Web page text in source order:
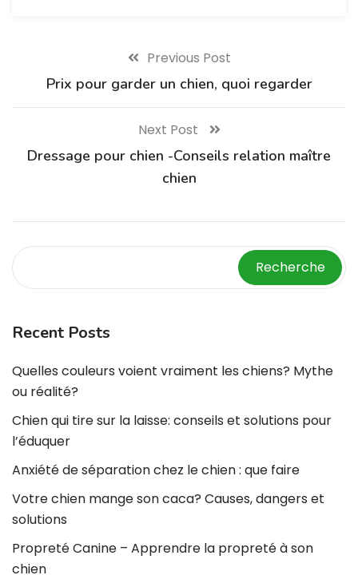
Previous Post
Prix pour garder un chien, quoi regarder
Next Post
Dressage pour chien -Conseils relation maître
chien
Recherche
Recent Posts
Quelles couleurs voient vraiment les chiens? Mythe
ou réalité?
Chien qui tire sur la laisse: conseils et solutions pour
l’éduquer
Anxiété de séparation chez le chien : que faire
Votre chien mange son caca? Causes, dangers et
solutions
Propreté Canine – Apprendre la propreté à son
chien